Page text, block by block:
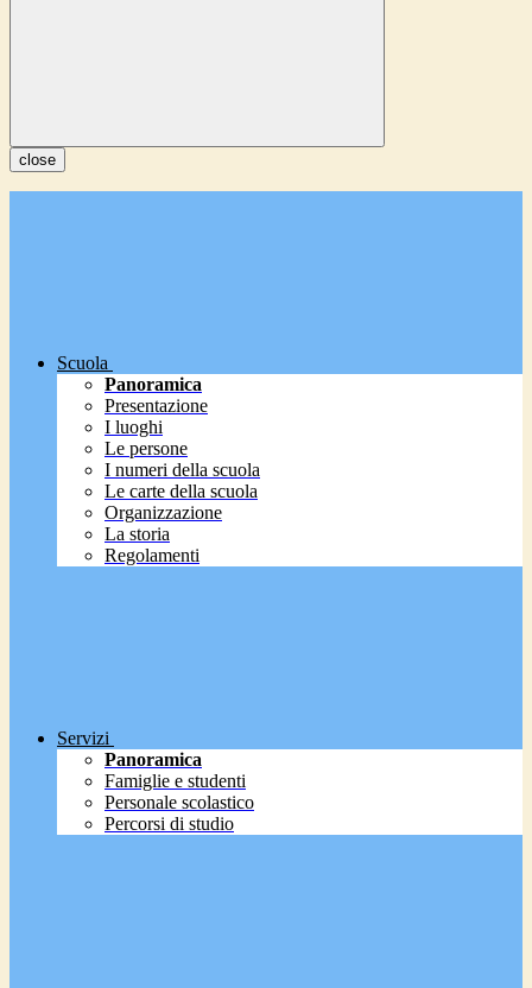
close
Scuola
Panoramica
Presentazione
I luoghi
Le persone
I numeri della scuola
Le carte della scuola
Organizzazione
La storia
Regolamenti
Servizi
Panoramica
Famiglie e studenti
Personale scolastico
Percorsi di studio